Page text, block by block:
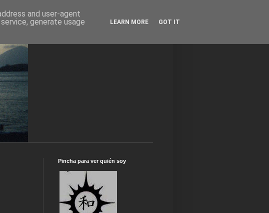
Pincha para ver quién soy
and user-agent
generate usage
LEARN MORE GOT IT